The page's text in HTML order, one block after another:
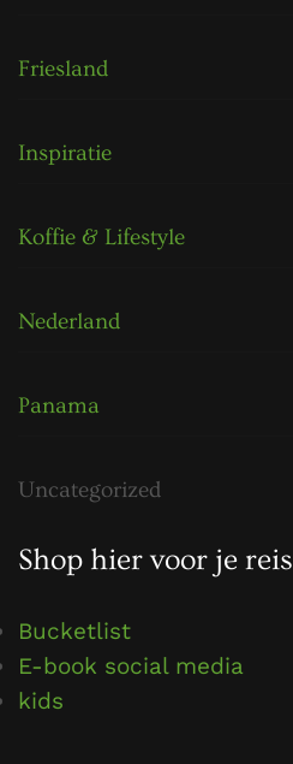
Friesland
Inspiratie
Koffie & Lifestyle
Nederland
Panama
Uncategorized
Shop hier voor je reis
Bucketlist
E-book social media
kids